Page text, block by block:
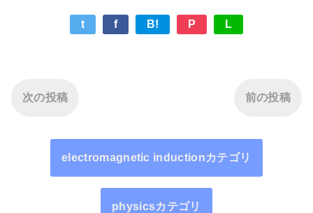
t f B! P L
次の投稿 前の投稿
electromagnetic inductionカテゴリ
physicsカテゴリ